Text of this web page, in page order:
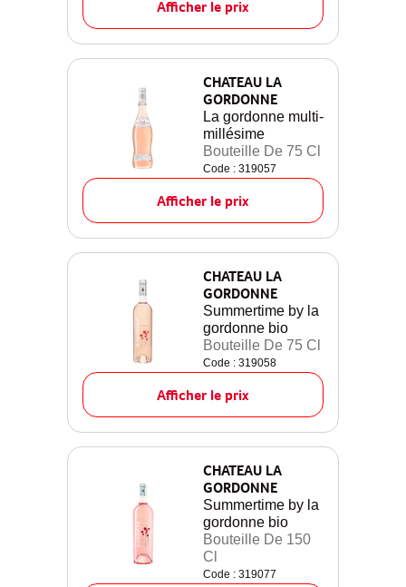
Afficher le prix
CHATEAU LA
GORDONNE
La gordonne multi-
millésime
Bouteille De 75 Cl
Code : 319057
Afficher le prix
CHATEAU LA
GORDONNE
Summertime by la
gordonne bio
Bouteille De 75 Cl
Code : 319058
Afficher le prix
CHATEAU LA
GORDONNE
Summertime by la
gordonne bio
Bouteille De 150
Cl
Code : 319077